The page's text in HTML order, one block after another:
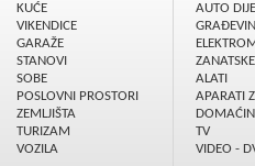
KUĆE
VIKENDICE
GARAŽE
STANOVI
SOBE
POSLOVNI PROSTORI
ZEMLJIŠTA
TURIZAM
VOZILA
AUTO
ALATI
APARATI
TV
VIDEO -